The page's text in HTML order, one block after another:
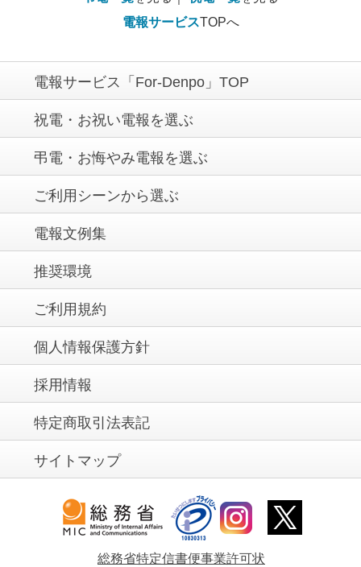
電報サービスTOPへ
電報サービス「For-Denpo」TOP
祝電・お祝い電報を選ぶ
弔電・お悔やみ電報を選ぶ
ご利用シーンから選ぶ
電報文例集
推奨環境
ご利用規約
個人情報保護方針
採用情報
特定商取引法表記
サイトマップ
総務省特定信書便事業許可状